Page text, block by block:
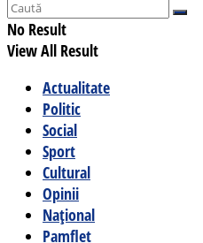
No Result
View All Result
Actualitate
Politic
Social
Sport
Cultural
Opinii
Național
Pamflet